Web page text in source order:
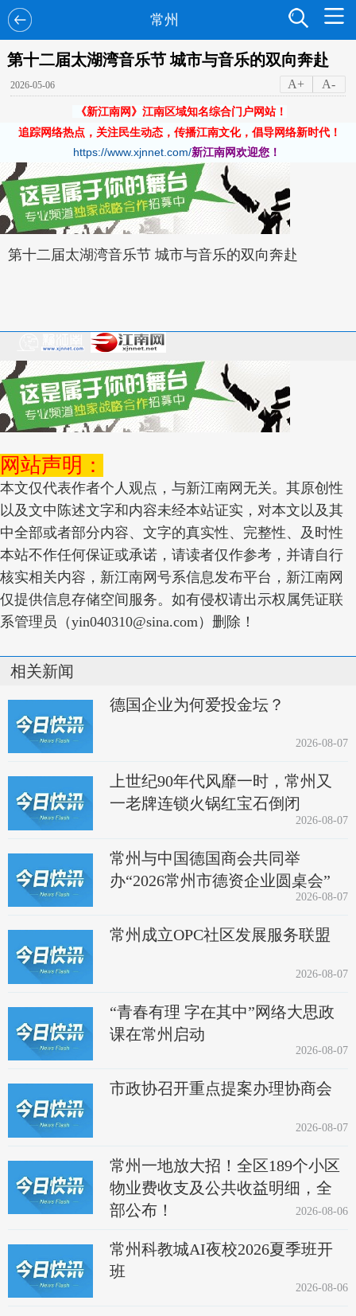
常州
第十二届太湖湾音乐节 城市与音乐的双向奔赴
2026-05-06 A+ A-
《新江南网》江南区域知名综合门户网站！
追踪网络热点，关注民生动态，传播江南文化，倡导网络新时代！
https://www.xjnnet.com/新江南网欢迎您！
第十二届太湖湾音乐节 城市与音乐的双向奔赴
网站声明：
本文仅代表作者个人观点，与新江南网无关。其原创性
以及文中陈述文字和内容未经本站证实，对本文以及其
中全部或者部分内容、文字的真实性、完整性、及时性
本站不作任何保证或承诺，请读者仅作参考，并请自行
核实相关内容，新江南网号系信息发布平台，新江南网
仅提供信息存储空间服务。如有侵权请出示权属凭证联
系管理员（yin040310@sina.com）删除！
相关新闻
德国企业为何爱投金坛？
2026-08-07
上世纪90年代风靡一时，常州又
一老牌连锁火锅红宝石倒闭
2026-08-07
常州与中国德国商会共同举
办“2026常州市德资企业圆桌会”
2026-08-07
常州成立OPC社区发展服务联盟
2026-08-07
“青春有理 字在其中”网络大思政
课在常州启动
2026-08-07
市政协召开重点提案办理协商会
2026-08-07
常州一地放大招！全区189个小区
物业费收支及公共收益明细，全
部公布！
2026-08-06
常州科教城AI夜校2026夏季班开
班
2026-08-06